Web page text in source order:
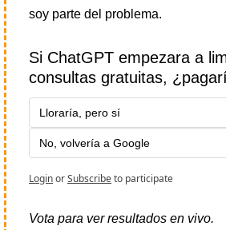
soy parte del problema.
Si ChatGPT empezara a
consultas gratuitas,
Lloraría, pero sí
No, volvería a Google
LoginorSubscribeto participate
Vota para ver resultados en vivo.